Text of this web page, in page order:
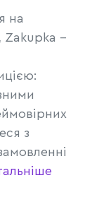
на
Zakupka -
з